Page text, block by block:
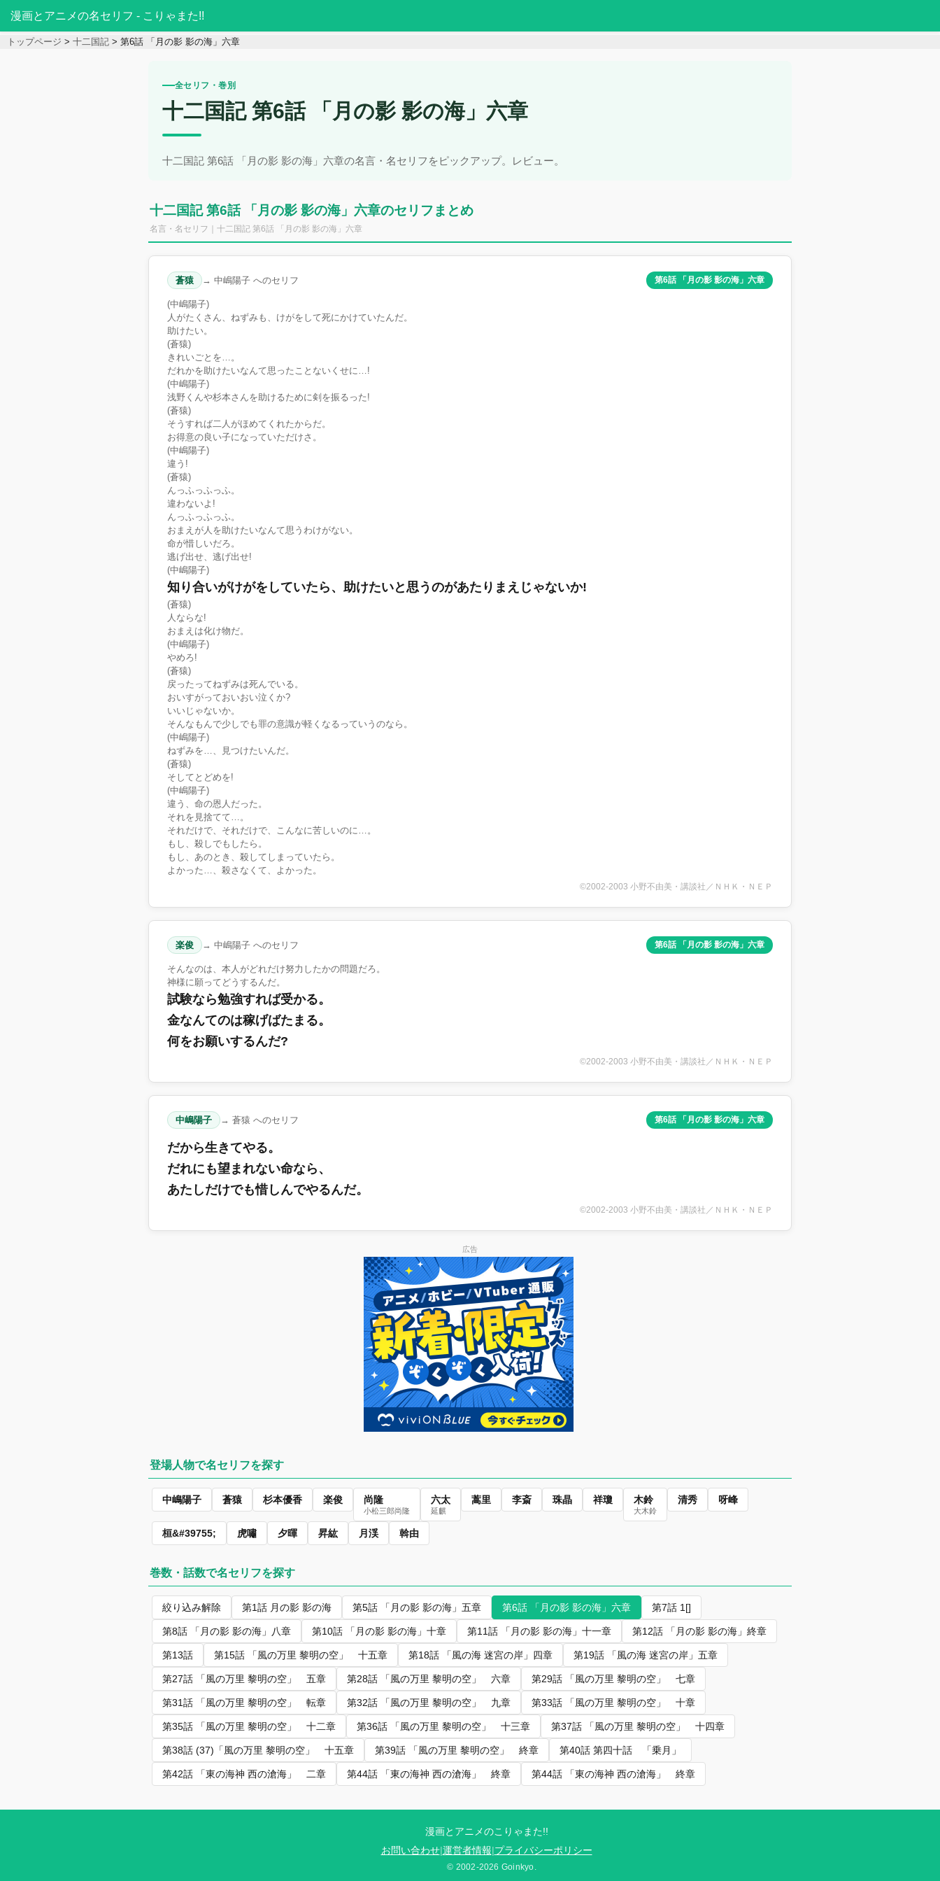
漫画とアニメの名セリフ - こりゃまた!!
トップページ 十二国記 第6話 「月の影 影の海」六章
全セリフ・巻別
十二国記 第6話 「月の影 影の海」六章
十二国記 第6話 「月の影 影の海」六章の名言・名セリフをピックアップ。レビュー。
十二国記 第6話 「月の影 影の海」六章のセリフまとめ
名言・名セリフ｜十二国記 第6話 「月の影 影の海」六章
蒼猿 → 中嶋陽子 へのセリフ 第6話 「月の影 影の海」六章
(中嶋陽子)
人がたくさん、ねずみも、けがをして死にかけていたんだ。
助けたい。
(蒼猿)
きれいごとを…。
だれかを助けたいなんて思ったことないくせに…!
(中嶋陽子)
浅野くんや杉本さんを助けるために剣を振るった!
(蒼猿)
そうすれば二人がほめてくれたからだ。
お得意の良い子になっていただけさ。
(中嶋陽子)
違う!
(蒼猿)
んっふっふっふ。
違わないよ!
んっふっふっふ。
おまえが人を助けたいなんて思うわけがない。
命が惜しいだろ。
逃げ出せ、逃げ出せ!
(中嶋陽子)
知り合いがけがをしていたら、助けたいと思うのがあたりまえじゃないか!
(蒼猿)
人ならな!
おまえは化け物だ。
(中嶋陽子)
やめろ!
(蒼猿)
戻ったってねずみは死んでいる。
おいすがっておいおい泣くか?
いいじゃないか。
そんなもんで少しでも罪の意識が軽くなるっていうのなら。
(中嶋陽子)
ねずみを…、見つけたいんだ。
(蒼猿)
そしてとどめを!
(中嶋陽子)
違う、命の恩人だった。
それを見捨てて…。
それだけで、それだけで、こんなに苦しいのに…。
もし、殺しでもしたら。
もし、あのとき、殺してしまっていたら。
よかった…、殺さなくて、よかった。
©2002-2003 小野不由美・講談社／ＮＨＫ・ＮＥＰ
楽俊 → 中嶋陽子 へのセリフ 第6話 「月の影 影の海」六章
そんなのは、本人がどれだけ努力したかの問題だろ。
神様に願ってどうするんだ。
試験なら勉強すれば受かる。
金なんてのは稼げばたまる。
何をお願いするんだ?
©2002-2003 小野不由美・講談社／ＮＨＫ・ＮＥＰ
中嶋陽子 → 蒼猿 へのセリフ 第6話 「月の影 影の海」六章
だから生きてやる。
だれにも望まれない命なら、
あたしだけでも惜しんでやるんだ。
©2002-2003 小野不由美・講談社／ＮＨＫ・ＮＥＰ
広告
登場人物で名セリフを探す
中嶋陽子 蒼猿 杉本優香 楽俊 尚隆
小松三郎尚隆
六太
延麒
蒿里 李斎 珠晶 祥瓊 木鈴
大木鈴
清秀 呀峰
桓&#39755; 虎嘯 夕暉 昇紘 月渓 斡由
巻数・話数で名セリフを探す
絞り込み解除 第1話 月の影 影の海 第5話 「月の影 影の海」五章 第6話 「月の影 影の海」六章 第7話 1[]
第8話 「月の影 影の海」八章 第10話 「月の影 影の海」十章 第11話 「月の影 影の海」十一章 第12話 「月の影 影の海」終章
第13話 第15話 「風の万里 黎明の空」 十五章 第18話 「風の海 迷宮の岸」四章 第19話 「風の海 迷宮の岸」五章
第27話 「風の万里 黎明の空」 五章 第28話 「風の万里 黎明の空」 六章 第29話 「風の万里 黎明の空」 七章
第31話 「風の万里 黎明の空」 転章 第32話 「風の万里 黎明の空」 九章 第33話 「風の万里 黎明の空」 十章
第35話 「風の万里 黎明の空」 十二章 第36話 「風の万里 黎明の空」 十三章 第37話 「風の万里 黎明の空」 十四章
第38話 (37)「風の万里 黎明の空」 十五章 第39話 「風の万里 黎明の空」 終章 第40話 第四十話 「乗月」
第42話 「東の海神 西の滄海」 二章 第44話 「東の海神 西の滄海」 終章 第44話 「東の海神 西の滄海」 終章
漫画とアニメのこりゃまた!!
お問い合わせ|運営者情報|プライバシーポリシー
© 2002-2026 Goinkyo.